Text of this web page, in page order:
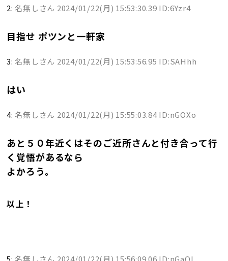
2:名無しさん 2024/01/22(月) 15:53:30.39 ID:6Yzr4
目指せ ポツンと一軒家
3:名無しさん 2024/01/22(月) 15:53:56.95 ID:SAHhh
はい
4:名無しさん 2024/01/22(月) 15:55:03.84 ID:nGOXo
あと５０年近くはそのご近所さんと付き合って行
く覚悟があるなら
よかろう。
以上！
5:名無しさん 2024/01/22(月) 15:56:09.06 ID:nGaQI